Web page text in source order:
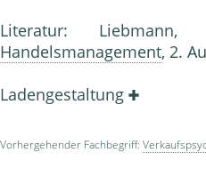
Literatur:
Handelsmanagement, 2.
Ladengestal­tung
Vorhergehender Fachbegriff: